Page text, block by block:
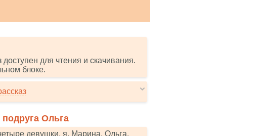
для чтения и скачивания.
блоке.
Ольга
девушки, я, Марина, Ольга,